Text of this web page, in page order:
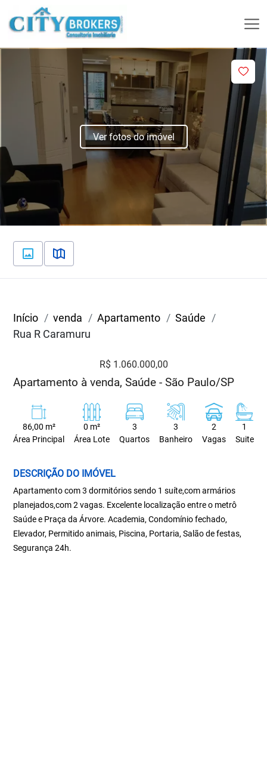
Ver fotos do imóvel
Início venda Apartamento
Saúde
Rua R Caramuru
R$ 1.060.000,00
Apartamento à venda, Saúde - São Paulo/SP
86,00 m²
Área Principal
0 m²
Área Lote
3
Quartos
3
Banheiro
2
Vagas
1
Suite
DESCRIÇÃO DO IMÓVEL
Apartamento com 3 dormitórios sendo 1 suíte,com armários
planejados,com 2 vagas. Excelente localização entre o metrô
Saúde e Praça da Árvore. Academia, Condomínio fechado,
Elevador, Permitido animais, Piscina, Portaria, Salão de festas,
Segurança 24h.